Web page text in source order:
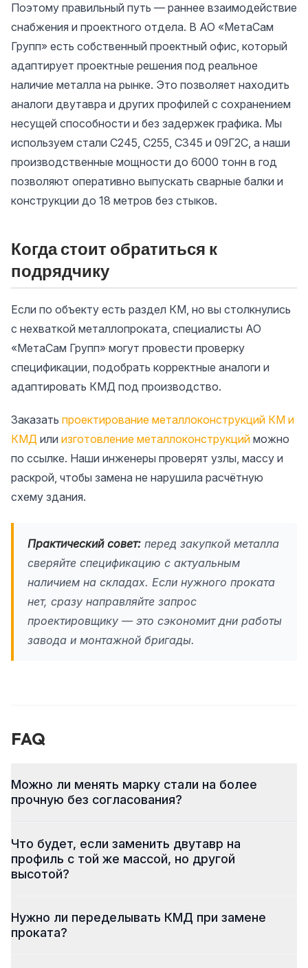
Поэтому правильный путь — раннее взаимодействие
снабжения и проектного отдела. В АО «МетаСам
Групп» есть собственный проектный офис, который
адаптирует проектные решения под реальное
наличие металла на рынке. Это позволяет находить
аналоги двутавра и других профилей с сохранением
несущей способности и без задержек графика. Мы
используем стали С245, С255, С345 и 09Г2С, а наши
производственные мощности до 6000 тонн в год
позволяют оперативно выпускать сварные балки и
конструкции до 18 метров без стыков.
Когда стоит обратиться к
подрядчику
Если по объекту есть раздел КМ, но вы столкнулись
с нехваткой металлопроката, специалисты АО
«МетаСам Групп» могут провести проверку
спецификации, подобрать корректные аналоги и
адаптировать КМД под производство.
Заказать проектирование металлоконструкций КМ и
КМД или изготовление металлоконструкций можно
по ссылке. Наши инженеры проверят узлы, массу и
раскрой, чтобы замена не нарушила расчётную
схему здания.
Практический совет: перед закупкой металла
сверяйте спецификацию с актуальным
наличием на складах. Если нужного проката
нет, сразу направляйте запрос
проектировщику — это сэкономит дни работы
завода и монтажной бригады.
FAQ
Можно ли менять марку стали на более
прочную без согласования?
Что будет, если заменить двутавр на
профиль с той же массой, но другой
высотой?
Нужно ли переделывать КМД при замене
проката?